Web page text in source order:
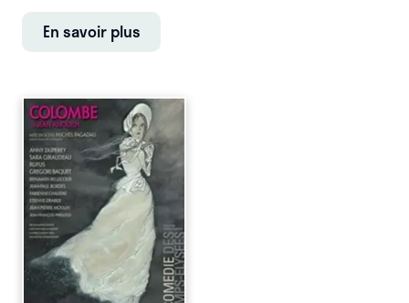
En savoir plus